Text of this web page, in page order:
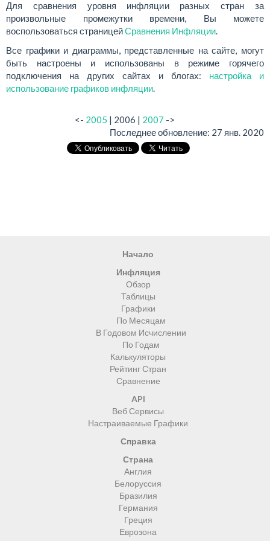
Для сравнения уровня инфляции разных стран за
произвольные промежутки времени, Вы можете
воспользоваться страницейСравнения Инфляции.
Все графики и диаграммы, представленные на сайте, могут
быть настроены и использованы в режиме горячего
подключения на других сайтах и блогах: настройка и
использование графиков инфляции.
<- 2005 | 2006 | 2007 ->
Последнее обновление: 27 янв. 2020
Начало
Инфляция
Обзор
Таблицы
Графики
По Месяцам
В Годовом Исчислении
По Годам
Калькуляторы
Рейтинг Стран
Сравнение
API
Веб Сервисы
Настраиваемые Графики
Справка
Страна
Англия
Белоруссия
Бразилия
Германия
Греция
Еврозона